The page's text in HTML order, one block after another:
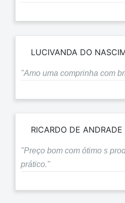
LUCIVANDA DO
"Amo uma comprinha com
RICARDO DE
"Preço bom com ótimo s
prático."